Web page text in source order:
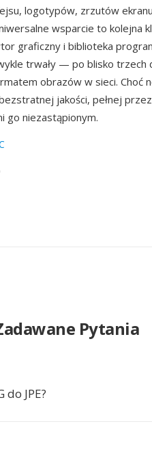
logotypów, zrzutów
wsparcie to kolejna
graficzny i biblioteka
trwały — po blisko trzech
obrazów w sieci. Choć
jakości, pełnej
go niezastąpionym.
Pytania
JPE?